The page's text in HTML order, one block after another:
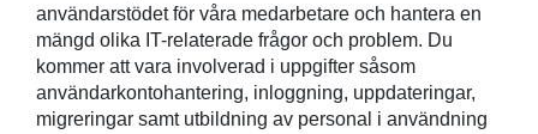
användarstödet för våra medarbetare och hantera en
mängd olika IT-relaterade frågor och problem. Du
kommer att vara involverad i uppgifter såsom
användarkontohantering, inloggning, uppdateringar,
migreringar samt utbildning av personal i användning